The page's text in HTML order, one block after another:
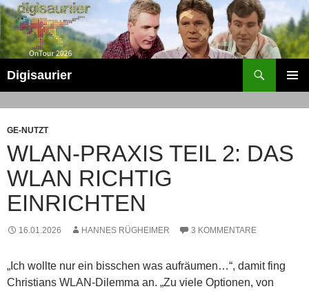
Zum
Inhalt
springen
Digisaurier
MENÜ
GE-NUTZT
WLAN-PRAXIS TEIL 2: DAS
WLAN RICHTIG
EINRICHTEN
16.01.2026 HANNES RÜGHEIMER 3 KOMMENTARE
„Ich wollte nur ein bisschen was aufräumen…“, damit fing
Christians WLAN-Dilemma an. „Zu viele Optionen, von